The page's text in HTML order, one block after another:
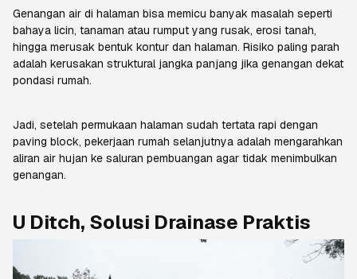
Genangan air di halaman bisa memicu banyak masalah seperti
bahaya licin, tanaman atau rumput yang rusak, erosi tanah,
hingga merusak bentuk kontur dan halaman. Risiko paling parah
adalah kerusakan struktural jangka panjang jika genangan dekat
pondasi rumah.
Jadi, setelah permukaan halaman sudah tertata rapi dengan
paving block, pekerjaan rumah selanjutnya adalah mengarahkan
aliran air hujan ke saluran pembuangan agar tidak menimbulkan
genangan.
U Ditch, Solusi Drainase Praktis